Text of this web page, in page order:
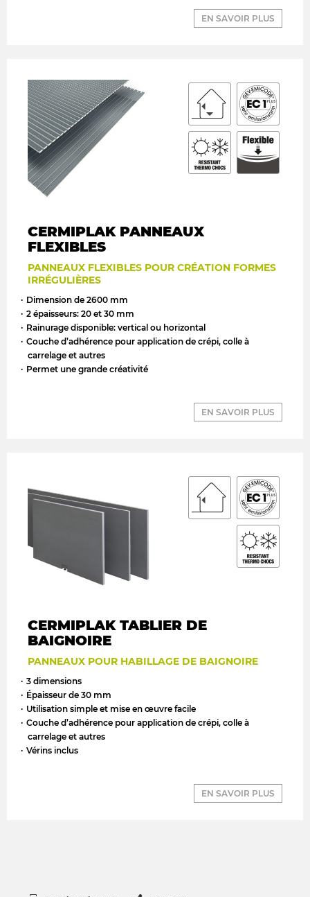
EN SAVOIR PLUS
CERMIPLAK PANNEAUX
FLEXIBLES
PANNEAUX FLEXIBLES POUR CRÉATION FORMES
IRRÉGULIÈRES
Dimension de 2600 mm
2 épaisseurs: 20 et 30 mm
Rainurage disponible: vertical ou horizontal
Couche d’adhérence pour application de crépi, colle à
carrelage et autres
Permet une grande créativité
EN SAVOIR PLUS
CERMIPLAK TABLIER DE
BAIGNOIRE
PANNEAUX POUR HABILLAGE DE BAIGNOIRE
3 dimensions
Épaisseur de 30 mm
Utilisation simple et mise en œuvre facile
Couche d’adhérence pour application de crépi, colle à
carrelage et autres
Vérins inclus
EN SAVOIR PLUS